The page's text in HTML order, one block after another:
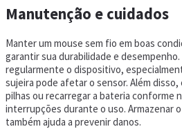
Manutenção e cuidados
Manter um mouse sem fio em boas
garantir sua durabilidade e
regularmente o dispositivo,
sujeira pode afetar o sensor. Além
pilhas ou recarregar a bateria conforme
interrupções durante o uso. Armazenar
também ajuda a prevenir danos.